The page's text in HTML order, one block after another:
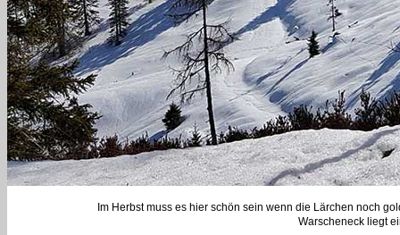
Im Herbst muss es hier schön sein wenn die Lärchen noch
Warscheneck liegt